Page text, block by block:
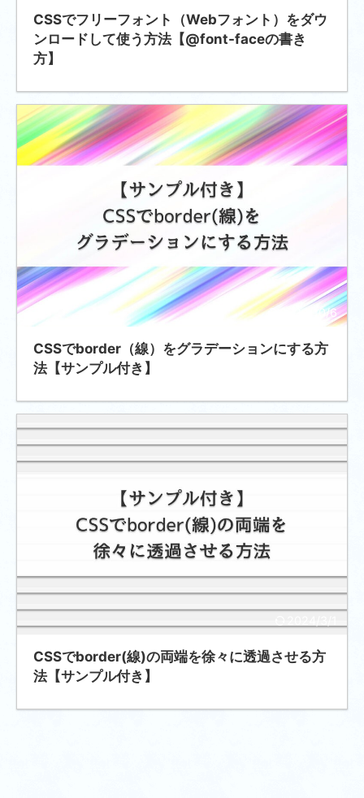
CSSでフリーフォント（Webフォント）をダウ
ンロードして使う方法【@font-faceの書き
方】
2024/10/6
CSSでborder（線）をグラデーションにする方
法【サンプル付き】
CSSでborder(線)の両端を徐々に透過させる方
法【サンプル付き】